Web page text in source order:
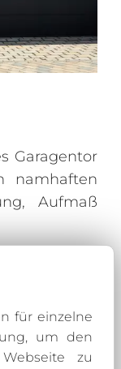
Garagentor
namhaften
Aufmaß
Stil Ihres
bieten wir
für
Designs
für einzelne
um den
zu